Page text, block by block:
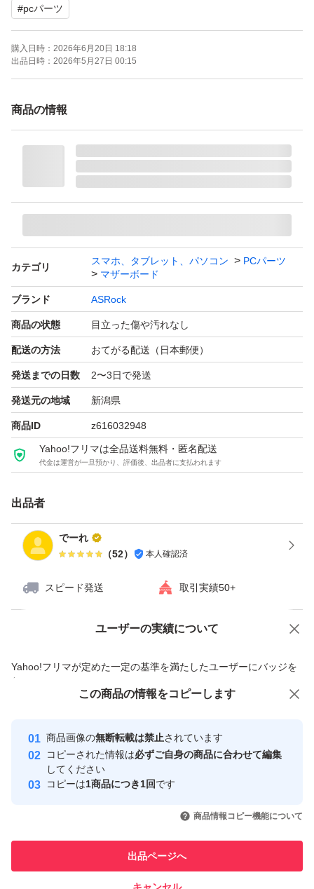
・メモリ認識確認済み
・GPU認識確認済み
・Windows起動確認済み
・DDR5メモリ対応
・MicroATX
※写真に写っているものが全てです。
【状態】
詳細は画像をご確認ください。
【注意事項】
動作確認済みですが、中古品のため相性問題等については
すり替え防止のため返品・返金はお受けできません。
#pcパーツ
購入日時： 2026年6月20日 18:18
出品日時： 2026年5月27日 00:15
商品の情報
カテゴリ
スマホ、タブレット、パソコン
PCパーツ
マザーボード
ブランド ASRock
商品の状態 目立った傷や汚れなし
配送の方法 おてがる配送（日本郵便）
発送までの日数 2〜3日で発送
発送元の地域 新潟県
商品ID z616032948
Yahoo!フリマは全品送料無料・匿名配送
代金は運営が一旦預かり、評価後、出品者に支払われます
出品者
でーれ
（52） 本人確認済
スピード発送 取引実績50+
ユーザーの実績について
Yahoo!フリマが定めた一定の基準を満たしたユーザーにバッジを
付与しています
安心取引出品者
心・安全なユーザーです
取引実績
引を完了させた実績があります
での取引実績があります
価格の相談 商品への質問
この商品の情報をコピーします
商品画像の無断転載は禁止されています
コピーされた情報は必ずご自身の商品に合わせて編集
してください
コピーは1商品につき1回です
商品情報コピー機能について
出品ページへ
この商品をみている人にオススメ